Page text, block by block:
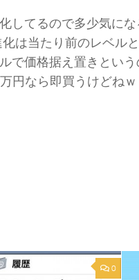
してるので多少気に
は当たり前のレベル
で価格据え置きという
円なら即買うけどねｗ
0